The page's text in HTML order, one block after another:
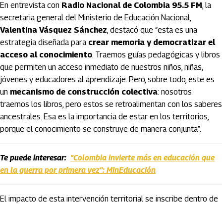
En entrevista con Radio Nacional de Colombia 95.5 FM, la
secretaria general del Ministerio de Educación Nacional,
Valentina Vásquez Sánchez, destacó que “esta es una
estrategia diseñada para crear memoria y democratizar el
acceso al conocimiento. Traemos guías pedagógicas y libros
que permiten un acceso inmediato de nuestros niños, niñas,
jóvenes y educadores al aprendizaje. Pero, sobre todo, este es
un mecanismo de construcción colectiva: nosotros
traemos los libros, pero estos se retroalimentan con los saberes
ancestrales. Esa es la importancia de estar en los territorios,
porque el conocimiento se construye de manera conjunta”.
Te puede interesar: "Colombia invierte más en educación que
en la guerra por primera vez": MinEducación
El impacto de esta intervención territorial se inscribe dentro de